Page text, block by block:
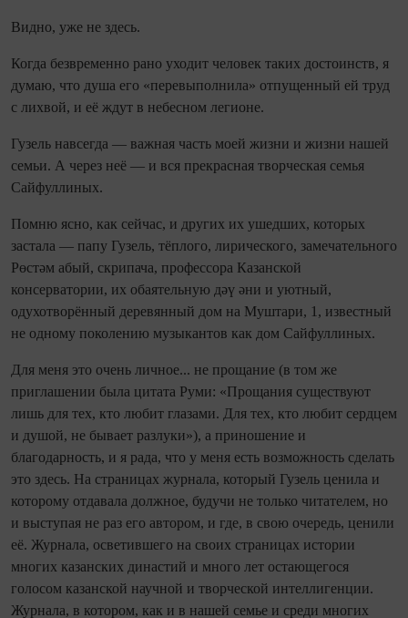
Видно, уже не здесь.
Когда безвременно рано уходит человек таких достоинств, я
думаю, что душа его «перевыполнила» отпущенный ей труд
с лихвой, и её ждут в небесном легионе.
Гузель навсегда — важная часть моей жизни и жизни нашей
семьи. А через неё — и вся прекрасная творческая семья
Сайфуллиных.
Помню ясно, как сейчас, и других их ушедших, которых
застала — папу Гузель, тёплого, лирического, замечательного
Рөстәм абый, скрипача, профессора Казанской
консерватории, их обаятельную дәү әни и уютный,
одухотворённый деревянный дом на Муштари, 1, известный
не одному поколению музыкантов как дом Сайфуллиных.
Для меня это очень личное... не прощание (в том же
приглашении была цитата Руми: «Прощания существуют
лишь для тех, кто любит глазами. Для тех, кто любит сердцем
и душой, не бывает разлуки»), а приношение и
благодарность, и я рада, что у меня есть возможность сделать
это здесь. На страницах журнала, который Гузель ценила и
которому отдавала должное, будучи не только читателем, но
и выступая не раз его автором, и где, в свою очередь, ценили
её. Журнала, осветившего на своих страницах истории
многих казанских династий и много лет остающегося
голосом казанской научной и творческой интеллигенции.
Журнала, в котором, как и в нашей семье и среди многих